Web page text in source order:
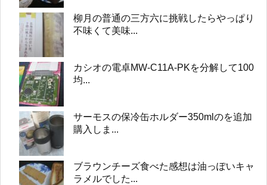
柳月の普通の三方六に挑戦したらやっぱり
不味くて美味...
カシオの電卓MW-C11A-PKを分解して100
均...
サーモスの保冷缶ホルダー350mlのを追加
購入しま...
ブラウンチーズ食べた感想は油っぽいキャ
ラメルでした...